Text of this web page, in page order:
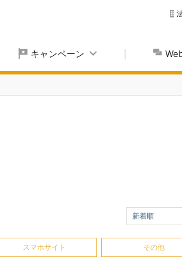
キャンペーン
新着順
スマホサイト その他